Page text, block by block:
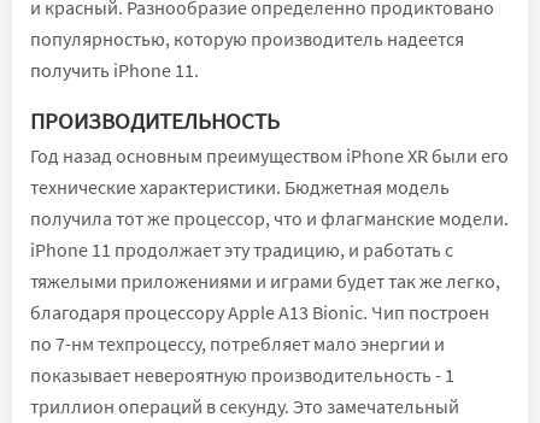
и красный. Разнообразие определенно продиктовано
популярностью, которую производитель надеется
получить iPhone 11.
ПРОИЗВОДИТЕЛЬНОСТЬ
Год назад основным преимуществом iPhone XR были его
технические характеристики. Бюджетная модель
получила тот же процессор, что и флагманские модели.
iPhone 11 продолжает эту традицию, и работать с
тяжелыми приложениями и играми будет так же легко,
благодаря процессору Apple A13 Bionic. Чип построен
по 7-нм техпроцессу, потребляет мало энергии и
показывает невероятную производительность - 1
триллион операций в секунду. Это замечательный